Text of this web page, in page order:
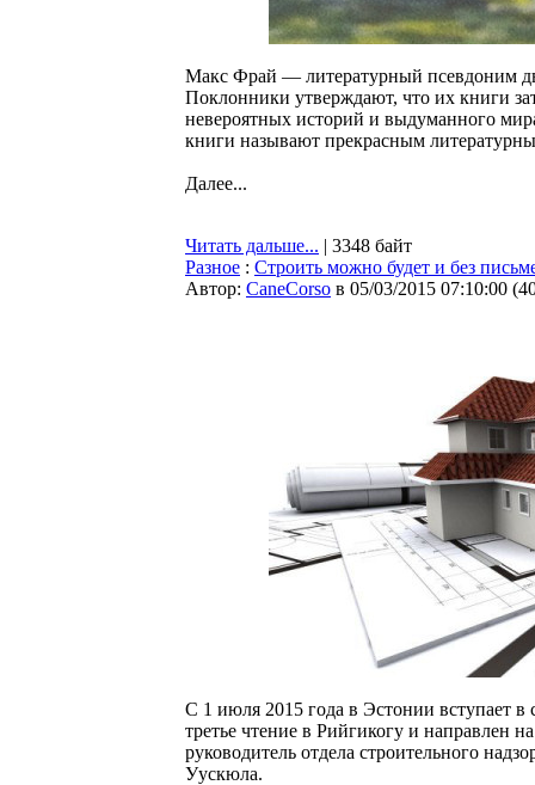
Макс Фрай — литературный псевдоним
Поклонники утверждают, что их книги
невероятных историй и выдуманного
книги называют прекрасным
Далее...
Читать дальше... | 3348 байт
Разное : Строить можно будет и без
Автор: CaneCorso в 05/03/2015 07:10:00 (
С 1 июля 2015 года в Эстонии вступает в
третье чтение в Рийгикогу и направлен
руководитель отдела строительного
Уускюла.